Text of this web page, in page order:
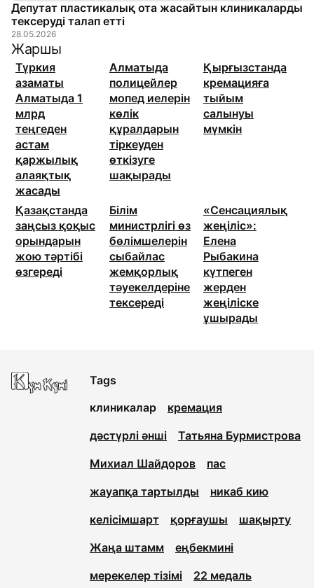
Депутат пластикалық ота жасайтын клиникаларды
тексеруді талап етті
28.05.2026
Жаршы
Түркия
азаматы
Алматыда 1
млрд
теңгеден
астам
қаржылық
алаяқтық
жасады
Алматыда
полицейлер
мопед иелерін
көлік
құралдарын
тіркеуден
өткізуге
шақырады
Қырғызстанда
кремацияға
тыйым
салынуы
мүмкін
Қазақстанда
заңсыз қоқыс
орындарын
жою тәртібі
өзгереді
Білім
министрлігі өз
бөлімшелерін
сыбайлас
жемқорлық
тәуекелдеріне
тексереді
«Сенсациялық
жеңіліс»:
Елена
Рыбакина
күтпеген
жерден
жеңіліске
ұшырады
Tags
клиникалар
кремация
дәстүрлі әнші
Татьяна Бурмистрова
Михиал Шайдоров
пас
жауапқа тартылды
никаб кию
келісімшарт
қорғаушы
шақырту
Жаңа штамм
еңбекмині
мерекелер тізімі
22 медаль